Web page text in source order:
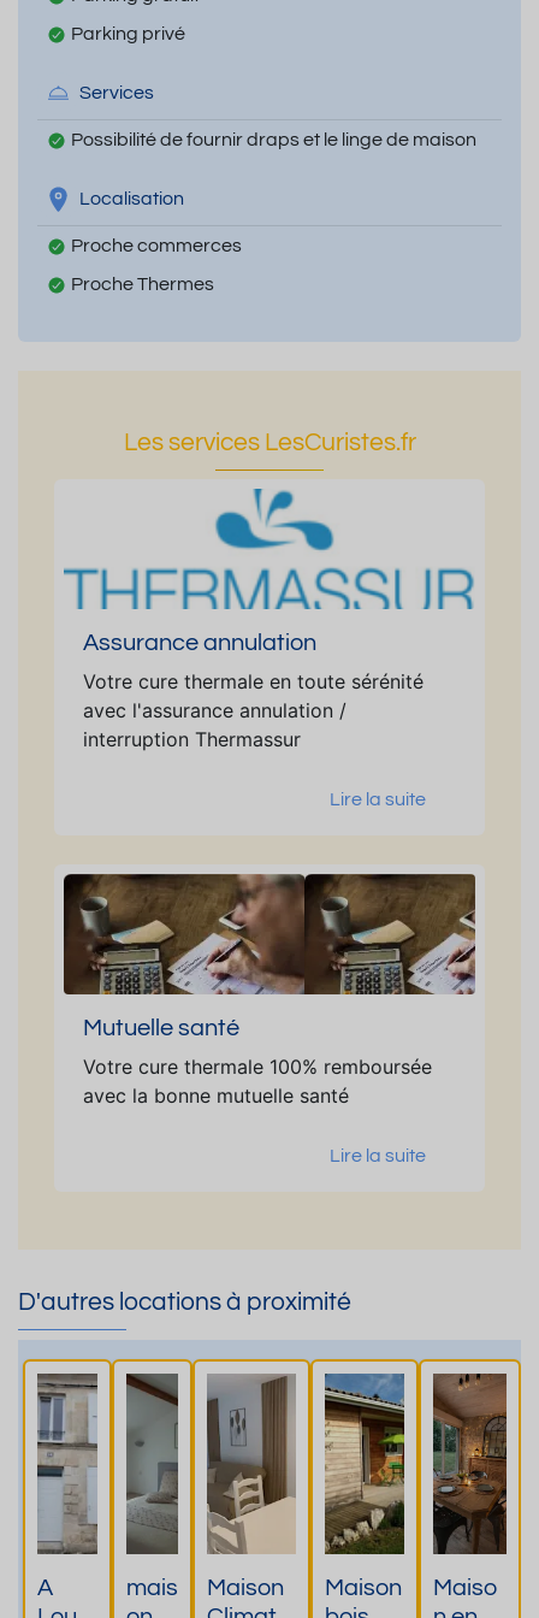
Parking privé
Services
Possibilité de fournir draps et le linge de maison
Localisation
Proche commerces
Proche Thermes
Les services LesCuristes.fr
Assurance annulation
Votre cure thermale en toute sérénité
avec l'assurance annulation /
interruption Thermassur
Lire la suite
Mutuelle santé
Votre cure thermale 100% remboursée
avec la bonne mutuelle santé
Lire la suite
D'autres locations à proximité
A
mais
Maison
Maison
Maiso